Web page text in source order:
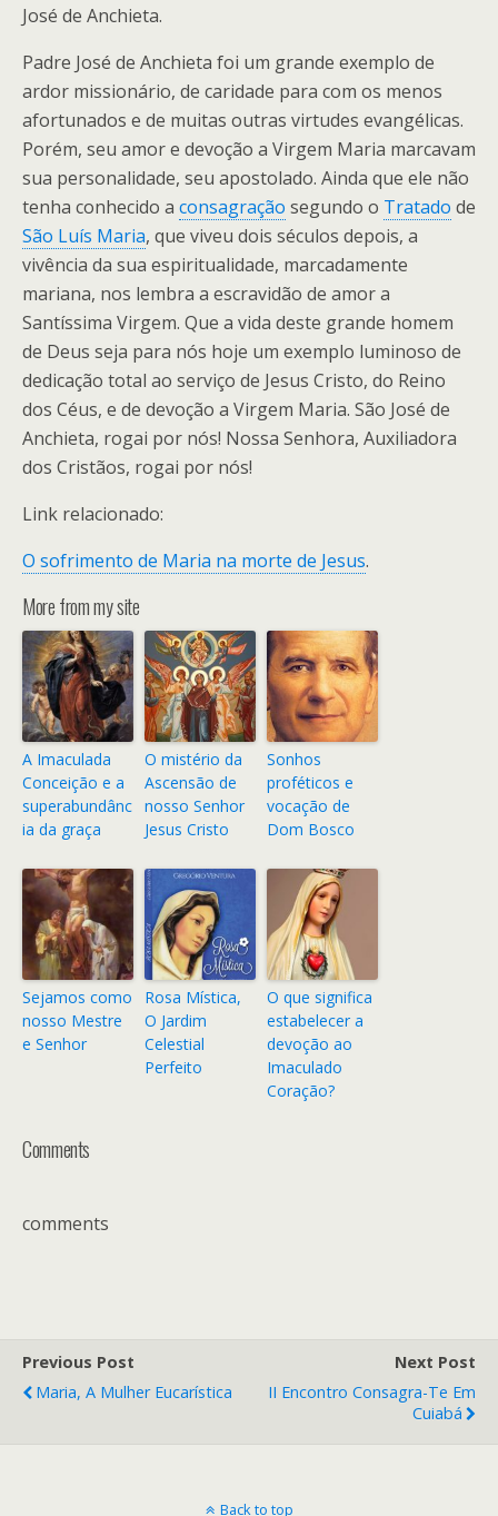
José de Anchieta.
Padre José de Anchieta foi um grande exemplo de
ardor missionário, de caridade para com os menos
afortunados e de muitas outras virtudes evangélicas.
Porém, seu amor e devoção a Virgem Maria marcavam
sua personalidade, seu apostolado. Ainda que ele não
tenha conhecido a consagração segundo o Tratado de
São Luís Maria, que viveu dois séculos depois, a
vivência da sua espiritualidade, marcadamente
mariana, nos lembra a escravidão de amor a
Santíssima Virgem. Que a vida deste grande homem
de Deus seja para nós hoje um exemplo luminoso de
dedicação total ao serviço de Jesus Cristo, do Reino
dos Céus, e de devoção a Virgem Maria. São José de
Anchieta, rogai por nós! Nossa Senhora, Auxiliadora
dos Cristãos, rogai por nós!
Link relacionado:
O sofrimento de Maria na morte de Jesus.
More from my site
A Imaculada
Conceição e a
superabundânc
ia da graça
O mistério da
Ascensão de
nosso Senhor
Jesus Cristo
Sonhos
proféticos e
vocação de
Dom Bosco
Sejamos como
nosso Mestre
e Senhor
Rosa Mística,
O Jardim
Celestial
Perfeito
O que significa
estabelecer a
devoção ao
Imaculado
Coração?
Comments
comments
Previous Post
Maria, A Mulher Eucarística
Next Post
II Encontro Consagra-Te Em
Cuiabá
Back to top